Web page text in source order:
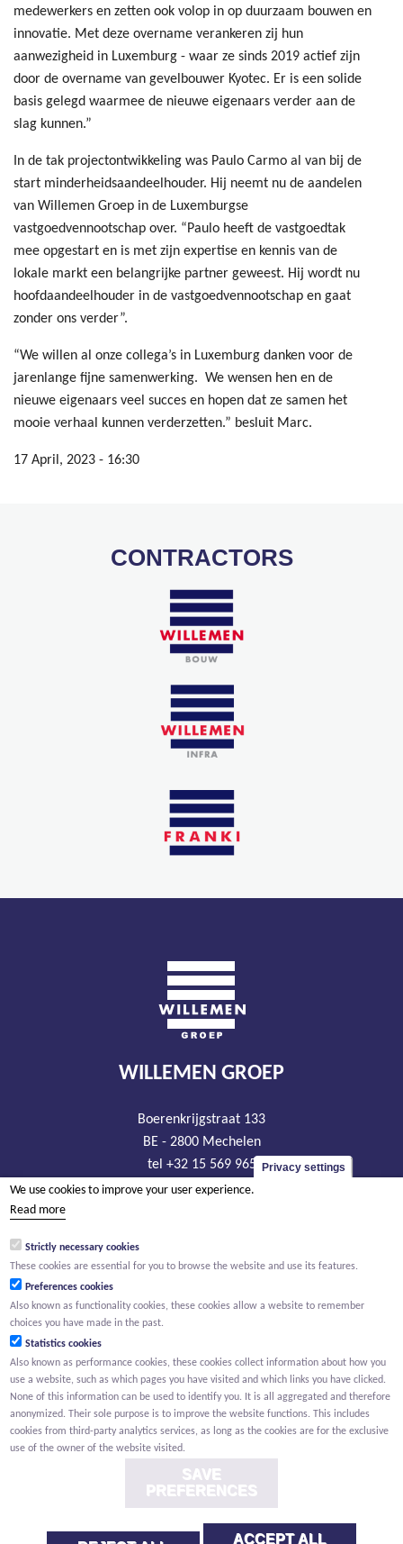
medewerkers en zetten ook volop in op duurzaam bouwen en
innovatie. Met deze overname verankeren zij hun
aanwezigheid in Luxemburg - waar ze sinds 2019 actief zijn
door de overname van gevelbouwer Kyotec. Er is een solide
basis gelegd waarmee de nieuwe eigenaars verder aan de
slag kunnen.”
In de tak projectontwikkeling was Paulo Carmo al van bij de
start minderheidsaandeelhouder. Hij neemt nu de aandelen
van Willemen Groep in de Luxemburgse
vastgoedvennootschap over. “Paulo heeft de vastgoedtak
mee opgestart en is met zijn expertise en kennis van de
lokale markt een belangrijke partner geweest. Hij wordt nu
hoofdaandeelhouder in de vastgoedvennootschap en gaat
zonder ons verder”.
“We willen al onze collega’s in Luxemburg danken voor de
jarenlange fijne samenwerking. We wensen hen en de
nieuwe eigenaars veel succes en hopen dat ze samen het
mooie verhaal kunnen verderzetten.” besluit Marc.
17 April, 2023 - 16:30
CONTRACTORS
WILLEMEN GROEP
Boerenkrijgstraat 133
BE - 2800 Mechelen
tel +32 15 569 965
groep@willemen.be
RLP Antwerp, department Mechelen
Privacy Cookies Whistleblower report
Privacy settings
We use cookies to improve your user experience.
Read more
Strictly necessary cookies
These cookies are essential for you to browse the website and use its features.
Preferences cookies
Also known as functionality cookies, these cookies allow a website to remember
choices you have made in the past.
Statistics cookies
Also known as performance cookies, these cookies collect information about how you
use a website, such as which pages you have visited and which links you have clicked.
None of this information can be used to identify you. It is all aggregated and therefore
anonymized. Their sole purpose is to improve the website functions. This includes
cookies from third-party analytics services, as long as the cookies are for the exclusive
use of the owner of the website visited.
SAVE
PREFERENCES
ACCEPT ALL